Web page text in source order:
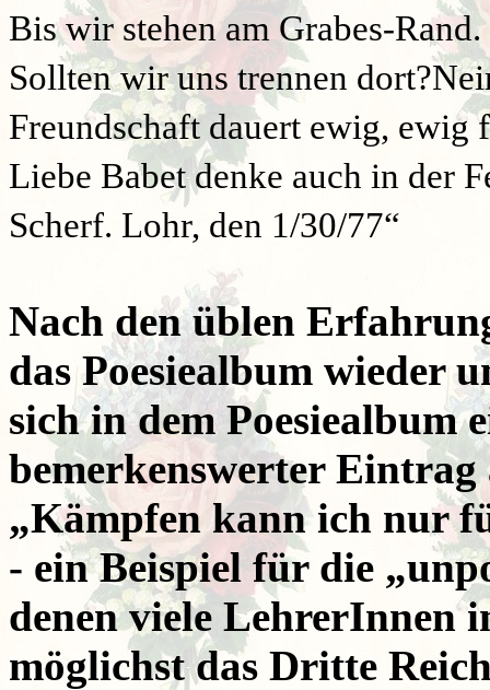
Bis wir stehen am Grabes-
Sollten wir uns trennen
Freundschaft dauert ewig, ewig
Liebe Babet denke auch in der
Scherf. Lohr, den 1/30/77“
Nach den üblen
das Poesiealbum wieder
sich in dem Poesiealbum
bemerkenswerter
„Kämpfen kann ich nur
- ein Beispiel für die
denen viele LehrerInnen
möglichst das Dritte